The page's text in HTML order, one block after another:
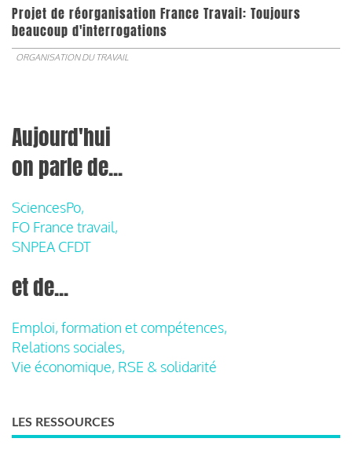
Projet de réorganisation France Travail: Toujours
beaucoup d'interrogations
ORGANISATION DU TRAVAIL
Aujourd'hui
on parle de...
SciencesPo,
FO France travail,
SNPEA CFDT
et de...
Emploi, formation et compétences,
Relations sociales,
Vie économique, RSE & solidarité
LES RESSOURCES